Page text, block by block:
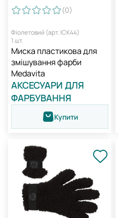
(0)
Фіолетовий (арт. ICK44)
1 шт.
Миска пластикова для
змішування фарби
Medavita
АКСЕСУАРИ ДЛЯ
ФАРБУВАННЯ
Купити